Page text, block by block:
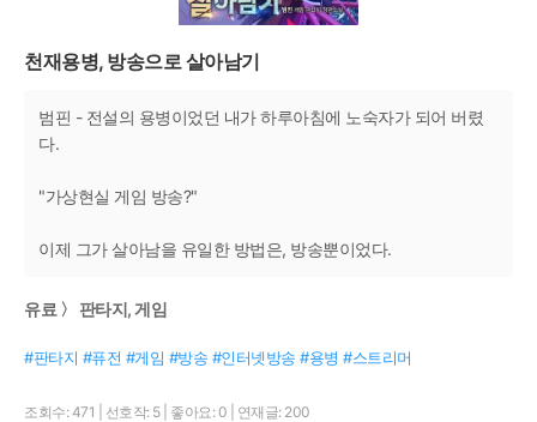
천재용병, 방송으로 살아남기
범핀 - 전설의 용병이었던 내가 하루아침에 노숙자가 되어 버렸
다.
"가상현실 게임 방송?"
이제 그가 살아남을 유일한 방법은, 방송뿐이었다.
유료 〉 판타지, 게임
#판타지 #퓨전 #게임 #방송 #인터넷방송 #용병 #스트리머
조회수: 471 선호작: 5 좋아요: 0 연재글: 200